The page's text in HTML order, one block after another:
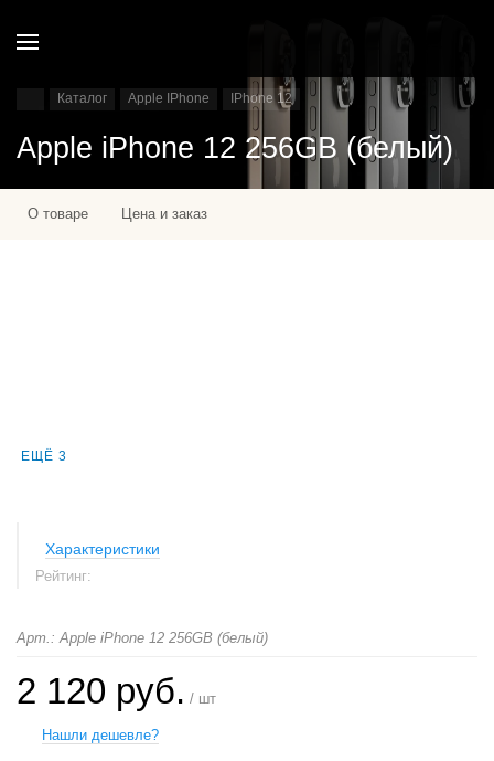
Каталог Apple IPhone IPhone 12
Apple iPhone 12 256GB (белый)
О товаре Цена и заказ
ЕЩЁ 3
Характеристики
Рейтинг:
Арт.: Apple iPhone 12 256GB (белый)
2 120 руб. / шт
Нашли дешевле?